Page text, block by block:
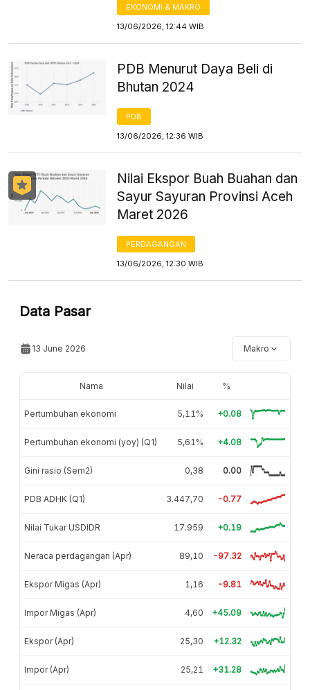
EKONOMI & MAKRO
13/06/2026, 12:44 WIB
PDB Menurut Daya Beli di
Bhutan 2024
PDB
13/06/2026, 12:36 WIB
Nilai Ekspor Buah Buahan dan
Sayur Sayuran Provinsi Aceh
Maret 2026
PERDAGANGAN
13/06/2026, 12:30 WIB
Data Pasar
13 June 2026 Makro
Nama Nilai %
Pertumbuhan ekonomi 5,11% +0.08
Pertumbuhan ekonomi (yoy) (Q1) 5,61% +4.08
Gini rasio (Sem2) 0,38 0.00
PDB ADHK (Q1) 3.447,70 -0.77
Nilai Tukar USDIDR 17.959 +0.19
Neraca perdagangan (Apr) 89,10 -97.32
Ekspor Migas (Apr) 1,16 -9.81
Impor Migas (Apr) 4,60 +45.09
Ekspor (Apr) 25,30 +12.32
Impor (Apr) 25,21 +31.28